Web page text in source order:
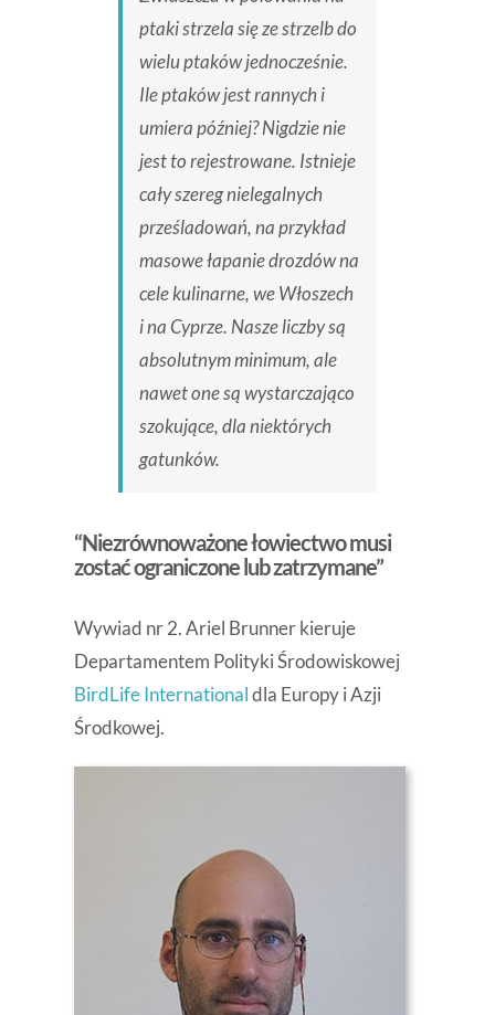
ptaki strzela się ze strzelb do
wielu ptaków jednocześnie.
Ile ptaków jest rannych i
umiera później? Nigdzie nie
jest to rejestrowane. Istnieje
cały szereg nielegalnych
prześladowań, na przykład
masowe łapanie drozdów na
cele kulinarne, we Włoszech
i na Cyprze. Nasze liczby są
absolutnym minimum, ale
nawet one są wystarczająco
szokujące, dla niektórych
gatunków.
“Niezrównoważone łowiectwo musi
zostać ograniczone lub zatrzymane”
Wywiad nr 2. Ariel Brunner kieruje
Departamentem Polityki Środowiskowej
BirdLife Internationaldla Europy i Azji
Środkowej.